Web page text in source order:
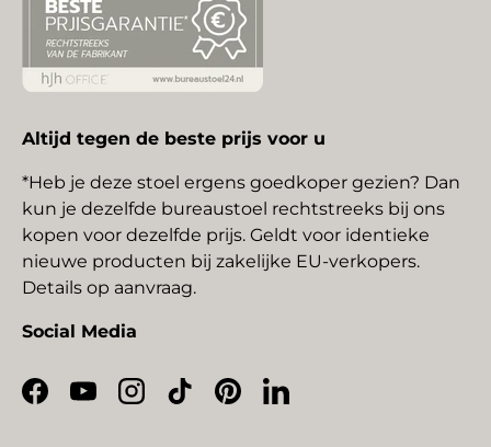
Altijd tegen de beste prijs voor u
*Heb je deze stoel ergens goedkoper gezien? Dan
kun je dezelfde bureaustoel rechtstreeks bij ons
kopen voor dezelfde prijs. Geldt voor identieke
nieuwe producten bij zakelijke EU-verkopers.
Details op aanvraag.
Social Media
Facebook
YouTubeInstagram
TikTokPinterestLinkedIn